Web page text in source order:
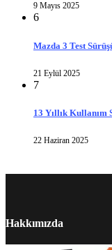
9 Mayıs 2025
6
Mazda 3 Test
21 Eylül 2025
7
13 Yıllık Kullanım
22 Haziran 2025
Hakkımızda